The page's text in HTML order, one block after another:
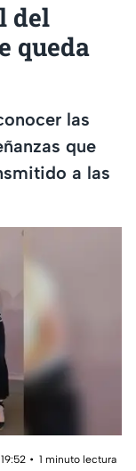
del
queda
las
que
a las
1 minuto lectura